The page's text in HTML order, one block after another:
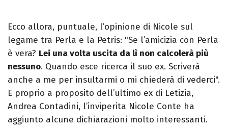
Ecco allora, puntuale, l’opinione di Nicole sul
legame tra Perla e la Petris: "Se l’amicizia con Perla
è vera? Lei una volta uscita da lì non calcolerà più
nessuno. Quando esce ricerca il suo ex. Scriverà
anche a me per insultarmi o mi chiederà di vederci".
E proprio a proposito dell’ultimo ex di Letizia,
Andrea Contadini, l’inviperita Nicole Conte ha
aggiunto alcune dichiarazioni molto interessanti.